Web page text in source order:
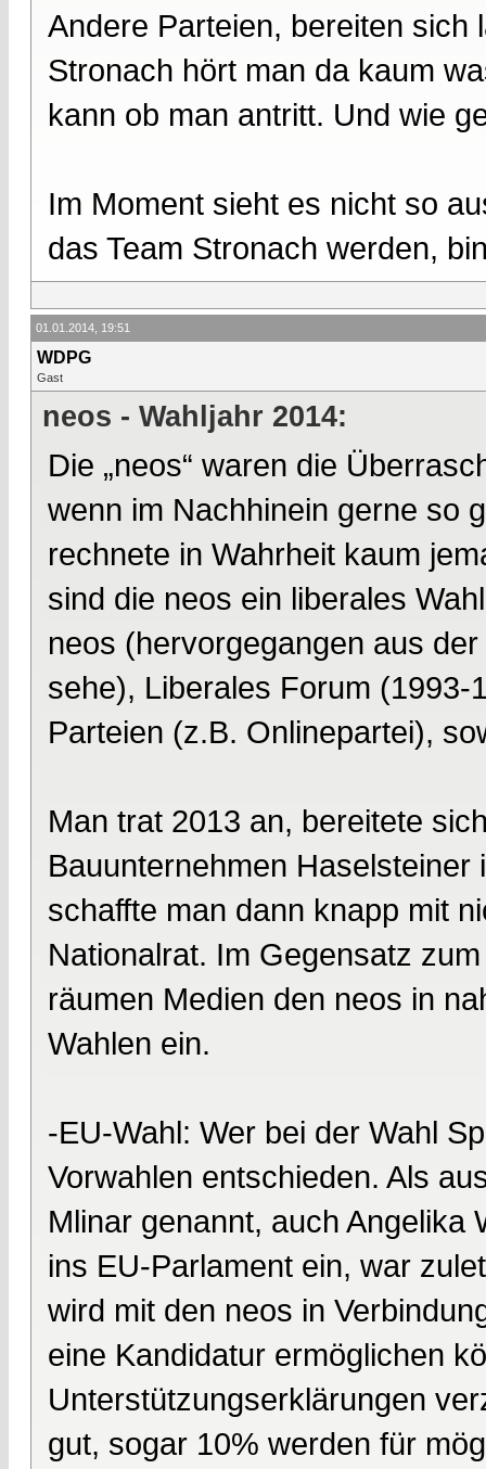
Andere Parteien, bereiten sich
Stronach hört man da kaum
kann ob man antritt. Und wie
Im Moment sieht es nicht so
das Team Stronach werden,
01.01.2014, 19:51
WDPG
Gast
neos - Wahljahr 2014:
Die „neos“ waren die
wenn im Nachhinein gerne so
rechnete in Wahrheit kaum
sind die neos ein liberales
neos (hervorgegangen aus
sehe), Liberales Forum
Parteien (z.B. Onlinepartei),
Man trat 2013 an, bereitete
Bauunternehmen
schaffte man dann knapp mit
Nationalrat. Im Gegensatz
räumen Medien den neos in
Wahlen ein.
-EU-Wahl: Wer bei der Wahl
Vorwahlen entschieden. Als
Mlinar genannt, auch Angelika
ins EU-Parlament ein, war
wird mit den neos in
eine Kandidatur ermöglichen
Unterstützungserklärungen
gut, sogar 10% werden für